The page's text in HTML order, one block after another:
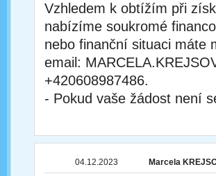
Vzhledem k obtížím při
nabízíme soukromé
nebo finanční situaci máte
email:
+420608987486.
- Pokud vaše žádost není
04.12.2023 Marcela